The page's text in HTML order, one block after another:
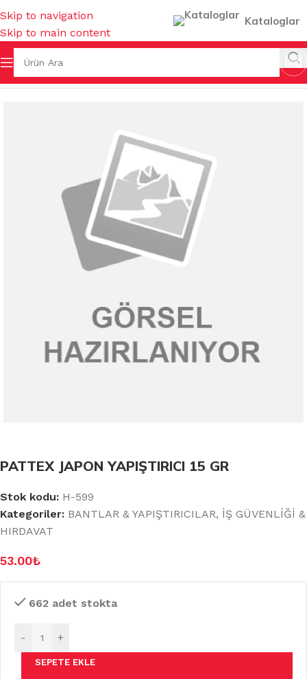
Skip to navigation
Skip to main content
Kataloglar
/ BANTLAR & YAPIŞTIRICILAR
PATTEX JAPON YAPIŞTIRICI 15 GR
Stok kodu: H-599
Kategoriler: BANTLAR & YAPIŞTIRICILAR, İŞ GÜVENLİĞİ &
HIRDAVAT
53.00₺
662 adet stokta
- +
SEPETE EKLE